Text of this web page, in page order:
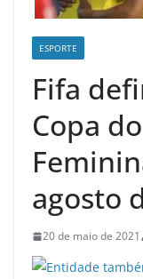
ESPORTE
Fifa
Copa
agosto
20 de maio de 2021